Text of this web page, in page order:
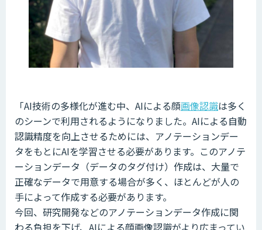
「AI技術の多様化が進む中、AIによる顔画像認識は多く
のシーンで利用されるようになりました。AIによる自動
認識精度を向上させるためには、アノテーションデー
タをもとにAIを学習させる必要があります。このアノテ
ーションデータ（データのタグ付け）作成は、大量で
正確なデータで用意する場合が多く、ほとんどが人の
手によって作成する必要があります。
今回、研究開発などのアノテーションデータ作成に関
わる負担を下げ、AIによる顔画像認識がより広まってい